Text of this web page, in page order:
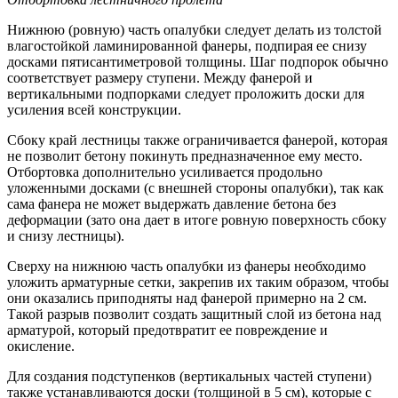
Нижнюю (ровную) часть опалубки следует делать из толстой
влагостойкой ламинированной фанеры, подпирая ее снизу
досками пятисантиметровой толщины. Шаг подпорок обычно
соответствует размеру ступени. Между фанерой и
вертикальными подпорками следует проложить доски для
усиления всей конструкции.
Сбоку край лестницы также ограничивается фанерой, которая
не позволит бетону покинуть предназначенное ему место.
Отбортовка дополнительно усиливается продольно
уложенными досками (с внешней стороны опалубки), так как
сама фанера не может выдержать давление бетона без
деформации (зато она дает в итоге ровную поверхность сбоку
и снизу лестницы).
Сверху на нижнюю часть опалубки из фанеры необходимо
уложить арматурные сетки, закрепив их таким образом, чтобы
они оказались приподняты над фанерой примерно на 2 см.
Такой разрыв позволит создать защитный слой из бетона над
арматурой, который предотвратит ее повреждение и
окисление.
Для создания подступенков (вертикальных частей ступени)
также устанавливаются доски (толщиной в 5 см), которые с